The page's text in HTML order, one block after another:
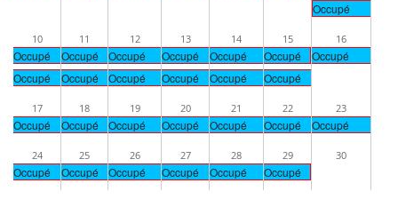
Occupé
10
Occupé
Occupé
11
Occupé
Occupé
12
Occupé
Occupé
13
Occupé
Occupé
14
Occupé
Occupé
15
Occupé
Occupé
16
Occupé
17
Occupé
18
Occupé
19
Occupé
20
Occupé
21
Occupé
22
Occupé
23
Occupé
24
Occupé
25
Occupé
26
Occupé
27
Occupé
28
Occupé
29
Occupé
30